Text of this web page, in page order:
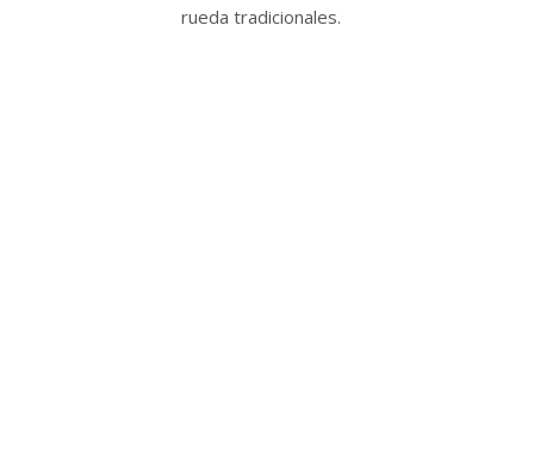
rueda tradicionales.